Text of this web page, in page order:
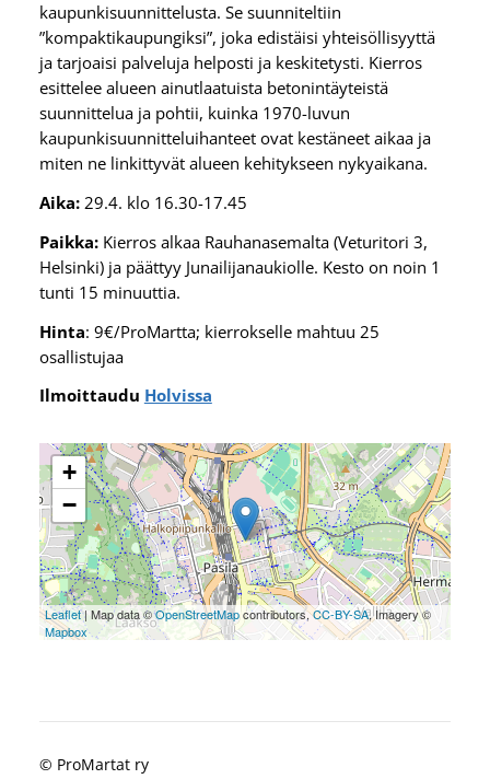
kaupunkisuunnittelusta. Se suunniteltiin
”kompaktikaupungiksi”, joka edistäisi yhteisöllisyyttä
ja tarjoaisi palveluja helposti ja keskitetysti. Kierros
esittelee alueen ainutlaatuista betonintäyteistä
suunnittelua ja pohtii, kuinka 1970-luvun
kaupunkisuunnitteluihanteet ovat kestäneet aikaa ja
miten ne linkittyvät alueen kehitykseen nykyaikana.
Aika:29.4. klo 16.30-17.45
Paikka:Kierros alkaa Rauhanasemalta (Veturitori 3,
Helsinki) ja päättyy Junailijanaukiolle. Kesto on noin 1
tunti 15 minuuttia.
Hinta: 9€/ProMartta; kierrokselle mahtuu 25
osallistujaa
Ilmoittaudu Holvissa
+
−
Leaflet| Map data ©OpenStreetMapcontributors,CC-BY-SA, Imagery ©
Mapbox
© ProMartat ry